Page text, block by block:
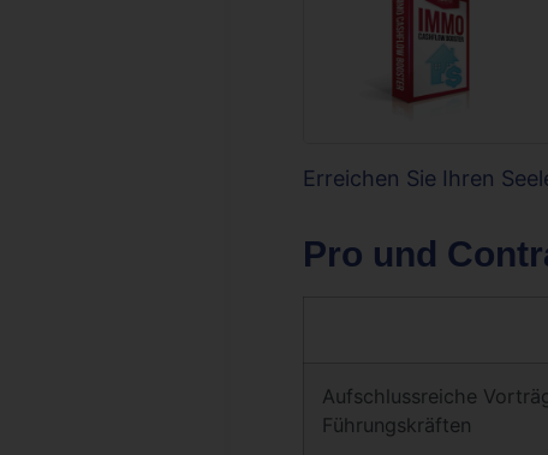
Erreichen Sie Ihren
Pro und
Aufschlussreiche
Führungskräften